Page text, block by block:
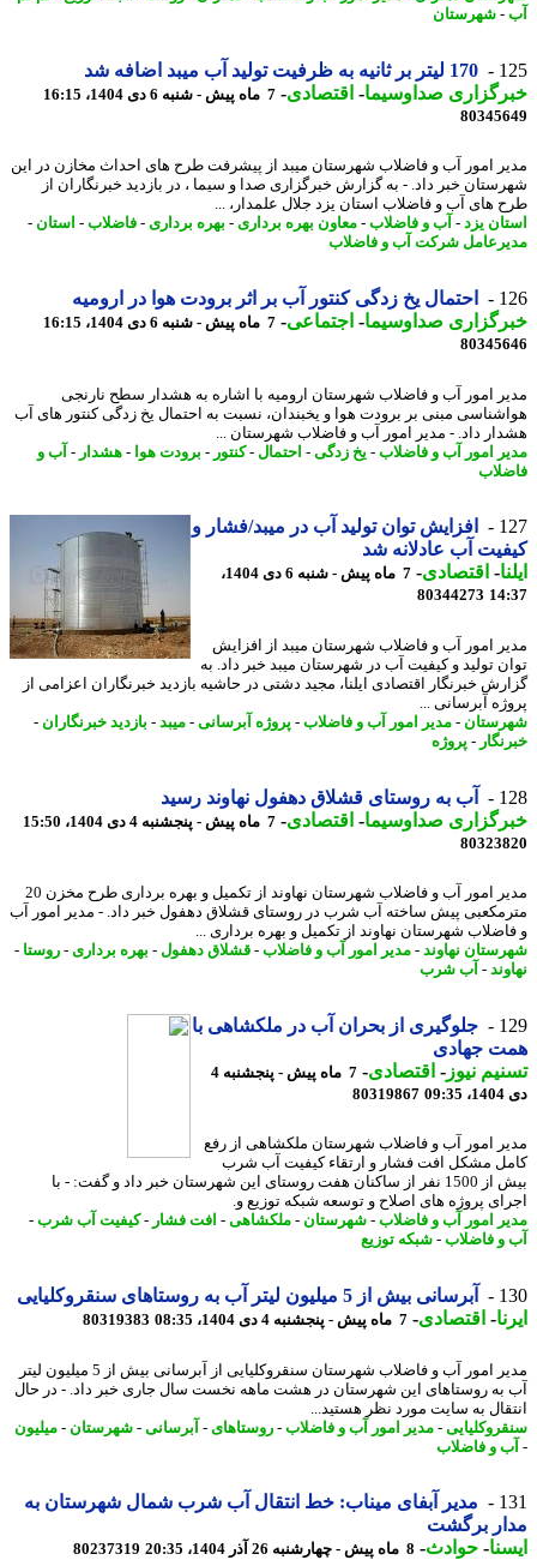
شهرستان
170 لیتر بر ثانیه به ظرفیت تولید آب میبد اضافه شد
صداوسیما-اقتصادی-7 ماه پیش - شنبه 6 دی 1404، 16:15
امور آب و فاضلاب شهرستان میبد از پیشرفت طرح های احداث مخازن در این
خبر داد. - به گزارش خبرگزاری صدا و سیما ، در بازدید خبرنگاران از
های آب و فاضلاب استان یزد جلال علمدار، ...
یزد-آب و فاضلاب-معاون بهره برداری- بهره برداری- فاضلاب-استان-
شرکت آب و فاضلاب
احتمال یخ زدگی کنتور آب بر اثر برودت هوا در ارومیه
صداوسیما-اجتماعی-7 ماه پیش - شنبه 6 دی 1404، 16:15
امور آب و فاضلاب شهرستان ارومیه با اشاره به هشدار سطح نارنجی
مبنی بر برودت هوا و یخبندان، نسبت به احتمال یخ زدگی کنتور های آب
داد. - مدیر امور آب و فاضلاب شهرستان ...
امور آب و فاضلاب-یخ زدگی -احتمال-کنتور-برودت هوا-هشدار-آب و
افزایش توان تولید آب در میبد/فشار و
آب عادلانه شد
-اقتصادی-
7 ماه پیش - شنبه 6 دی 1404،
80344273
امور آب و فاضلاب شهرستان میبد از افزایش
تولید و کیفیت آب در شهرستان میبد خبر داد. به
خبرنگار اقتصادی ایلنا، مجید دشتی در حاشیه بازدید خبرنگاران اعزامی از
آبرسانی ...
-مدیر امور آب و فاضلاب-پروژه آبرسانی-میبد -بازدید خبرنگاران-
-پروژه
آب به روستای قشلاق دهفول نهاوند رسید
صداوسیما-اقتصادی-7 ماه پیش - پنجشنبه 4 دی 1404، 15:50
مدیر امور آب و فاضلاب شهرستان نهاوند از تکمیل و بهره برداری طرح مخزن 20
پیش ساخته آب شرب در روستای قشلاق دهفول خبر داد. - مدیر امور آب
شهرستان نهاوند از تکمیل و بهره برداری ...
نهاوند-مدیر امور آب و فاضلاب-قشلاق دهفول-بهره برداری- روستا-
-آب شرب
جلوگیری از بحران آب در ملکشاهی با
جهادی
نیوز-اقتصادی-
7 ماه پیش - پنجشنبه 4
80319867
امور آب و فاضلاب شهرستان ملکشاهی از رفع
مشکل افت فشار و ارتقاء کیفیت آب شرب
بیش از 1500 نفر از ساکنان هفت روستای این شهرستان خبر داد و گفت: - با
پروژه های اصلاح و توسعه شبکه توزیع و.
امور آب و فاضلاب-شهرستان-ملکشاهی-افت فشار-کیفیت آب شرب-
فاضلاب-شبکه توزیع
آبرسانی بیش از 5 میلیون لیتر آب به روستاهای سنقروکلیایی
-اقتصادی-7 ماه پیش - پنجشنبه 4 دی 1404، 08:35 80319383
مدیر امور آب و فاضلاب شهرستان سنقروکلیایی از آبرسانی بیش از 5 میلیون لیتر
روستاهای این شهرستان در هشت ماهه نخست سال جاری خبر داد. - در ﺣﺎل
ﺑﻪ ﺳﺎﯾﺖ ﻣﻮرد ﻧﻈﺮ ﻫﺴﺘﯿﺪ...
-مدیر امور آب و فاضلاب-روستاهای-آبرسانی-شهرستان-میلیون
و فاضلاب
مدیر آبفای میناب: خط انتقال آب شرب شمال شهرستان به
برگشت
-حوادث -8 ماه پیش - چهارشنبه 26 آذر 1404، 20:35 80237319